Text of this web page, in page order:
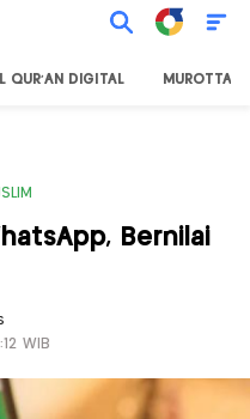
QUR'AN DIGITAL MUROTTAL
Bernilai
WIB